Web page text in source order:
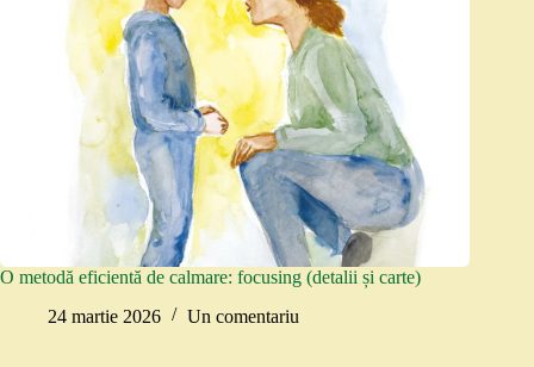
O metodă eficientă de calmare: focusing (detalii și carte)
24 martie 2026
Un comentariu